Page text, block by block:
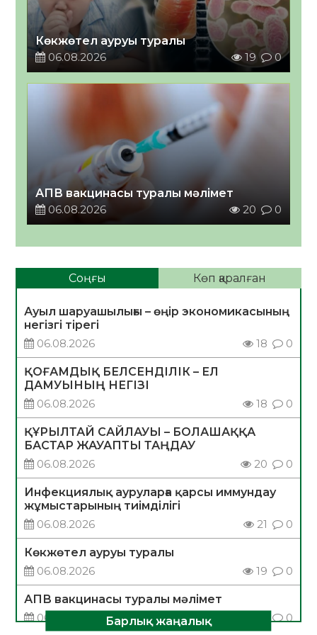
Көкжөтел ауруы туралы
06.08.2026
19 0
АПВ вакцинасы туралы мәлімет
06.08.2026
20 0
Соңғы Көп қаралған
Ауыл шаруашылығы – өңір экономикасының
негізгі тірегі
06.08.2026
18 0
ҚОҒАМДЫҚ БЕЛСЕНДІЛІК – ЕЛ
ДАМУЫНЫҢ НЕГІЗІ
06.08.2026
18 0
ҚҰРЫЛТАЙ САЙЛАУЫ – БОЛАШАҚҚА
БАСТАР ЖАУАПТЫ ТАҢДАУ
06.08.2026
20 0
Инфекциялық ауруларға қарсы иммундау
жұмыстарының тиімділігі
06.08.2026
21 0
Көкжөтел ауруы туралы
06.08.2026
19 0
АПВ вакцинасы туралы мәлімет
06.08.2026
0
Барлық жаңалық